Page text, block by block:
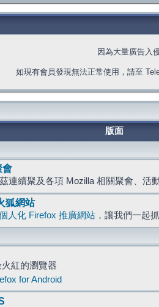
因為大量廣告入
如現有會員發現無法正常使用，請至
版面
會
連續聚及各項 Mozilla 相關聚會、活
狐網站
人化 Firefox 推廣網站 ，讓我們一起
紅的瀏覽器
for Android